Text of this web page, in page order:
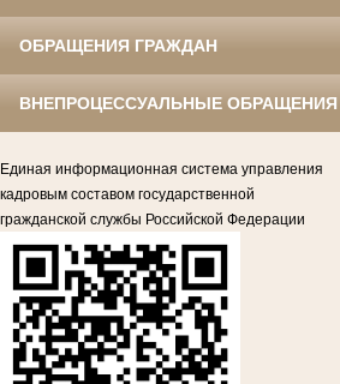
ОБРАЩЕНИЯ ГРАЖДАН
ВНЕПРОЦЕССУАЛЬНЫЕ ОБРАЩЕНИЯ
Единая информационная система управления
кадровым составом государственной
гражданской службы Российской Федерации